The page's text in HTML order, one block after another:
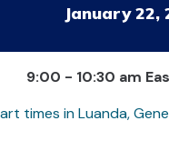
January 22,
9:00 - 10:30 am
times in Luanda,